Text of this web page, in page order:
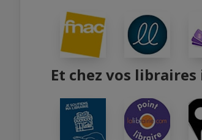
Et chez vos libraires